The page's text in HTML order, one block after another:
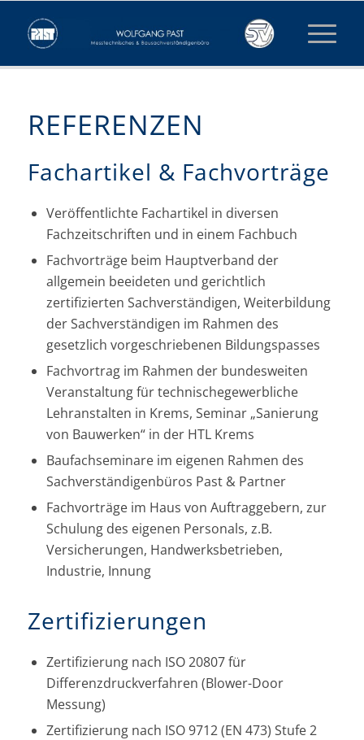
REFERENZEN
Fachartikel & Fachvorträge
Veröffentlichte Fachartikel in diversen
Fachzeitschriften und in einem Fachbuch
Fachvorträge beim Hauptverband der
allgemein beeideten und gerichtlich
zertifizierten Sachverständigen, Weiterbildung
der Sachverständigen im Rahmen des
gesetzlich vorgeschriebenen Bildungspasses
Fachvortrag im Rahmen der bundesweiten
Veranstaltung für technischegewerbliche
Lehranstalten in Krems, Seminar „Sanierung
von Bauwerken“ in der HTL Krems
Baufachseminare im eigenen Rahmen des
Sachverständigenbüros Past & Partner
Fachvorträge im Haus von Auftraggebern, zur
Schulung des eigenen Personals, z.B.
Versicherungen, Handwerksbetrieben,
Industrie, Innung
Zertifizierungen
Zertifizierung nach ISO 20807 für
Differenzdruckverfahren (Blower-Door
Messung)
Zertifizierung nach ISO 9712 (EN 473) Stufe 2